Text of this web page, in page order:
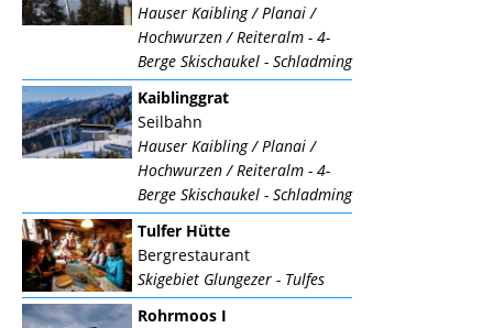
Hauser Kaibling / Planai /
Hochwurzen / Reiteralm - 4-
Berge Skischaukel - Schladming
Kaiblinggrat
Seilbahn
Hauser Kaibling / Planai /
Hochwurzen / Reiteralm - 4-
Berge Skischaukel - Schladming
Tulfer Hütte
Bergrestaurant
Skigebiet Glungezer - Tulfes
Rohrmoos I